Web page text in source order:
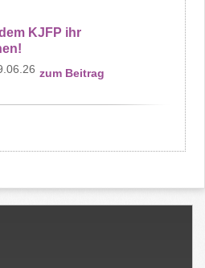
KJFP ihr
zum Beitrag